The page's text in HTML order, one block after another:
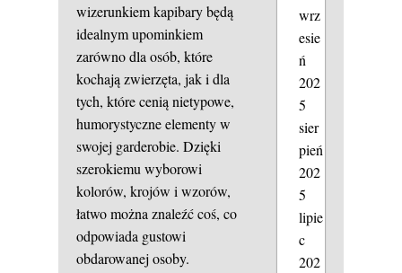
wizerunkiem kapibary będą
idealnym upominkiem
zarówno dla osób, które
kochają zwierzęta, jak i dla
tych, które cenią nietypowe,
humorystyczne elementy w
swojej garderobie. Dzięki
szerokiemu wyborowi
kolorów, krojów i wzorów,
łatwo można znaleźć coś, co
odpowiada gustowi
obdarowanej osoby.
wrz
esie
ń
202
5
sier
pień
202
5
lipie
c
202